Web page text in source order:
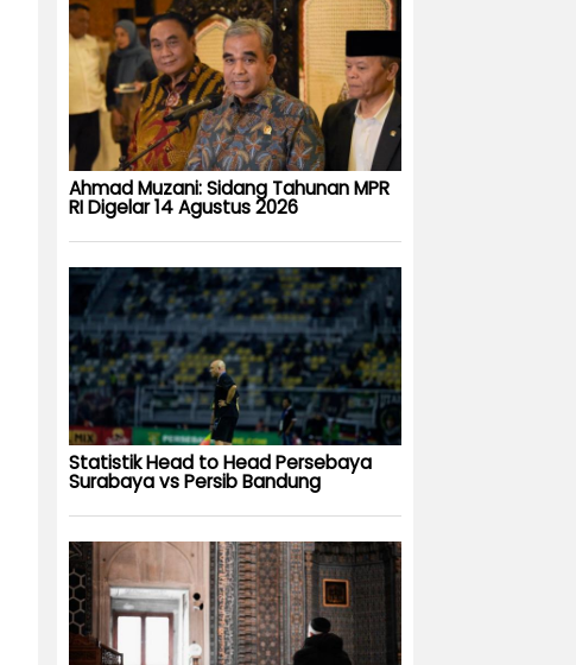
Ahmad Muzani: Sidang Tahunan MPR
RI Digelar 14 Agustus 2026
Statistik Head to Head Persebaya
Surabaya vs Persib Bandung